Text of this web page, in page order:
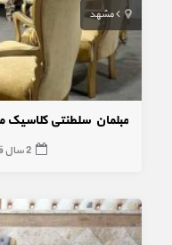
مشهد
مبلمان سلطنتی
2 سال قبل